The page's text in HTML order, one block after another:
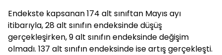
Endekste kapsanan 174 alt sınıftan Mayıs ayı
itibarıyla, 28 alt sınıfın endeksinde düşüş
gerçekleşirken, 9 alt sınıfın endeksinde değişim
olmadı. 137 alt sınıfın endeksinde ise artış gerçekleşti.